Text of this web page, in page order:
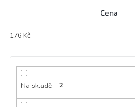
o
u
Cena
176 Kč
Na skladě 2